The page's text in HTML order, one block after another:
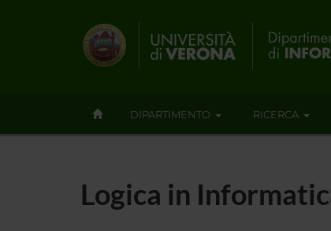
DIPARTIMENTO RICERCA
Logica in